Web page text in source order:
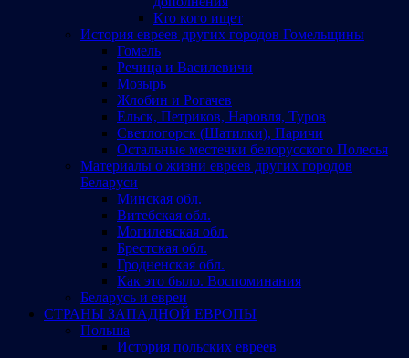
Кто кого ищет
История евреев других городов Гомельщины
Гомель
Речица и Василевичи
Мозырь
Жлобин и Рогачев
Ельск, Петриков, Наровля, Туров
Светлогорск (Шатилки), Паричи
Остальные местечки белорусского Полесья
Материалы о жизни евреев других городов
Беларуси
Минская обл.
Витебская обл.
Могилевская обл.
Брестская обл.
Гродненская обл.
Как это было. Воспоминания
Беларусь и евреи
СТРАНЫ ЗАПАДНОЙ ЕВРОПЫ
Польша
История польских евреев